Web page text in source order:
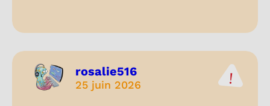
rosalie516
25 juin 2026